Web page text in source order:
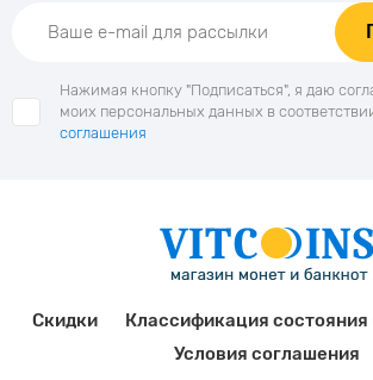
Нажимая кнопку "Подписаться", я даю
моих персональных данных в
соглашения
Скидки Классификация состояния
Условия соглашения